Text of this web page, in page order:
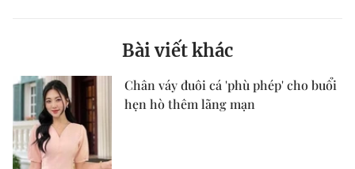
Bài viết khác
Chân váy đuôi cá 'phù phép' cho buổi
hẹn hò thêm lãng mạn